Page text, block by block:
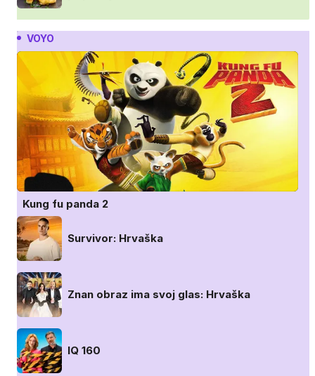
VOYO
Kung fu panda 2
Survivor: Hrvaška
Znan obraz ima svoj glas: Hrvaška
IQ 160